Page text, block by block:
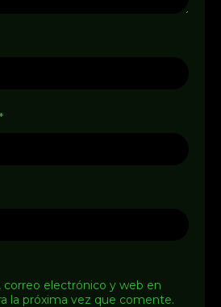
*
correo electrónico y web en
la próxima vez que comente.